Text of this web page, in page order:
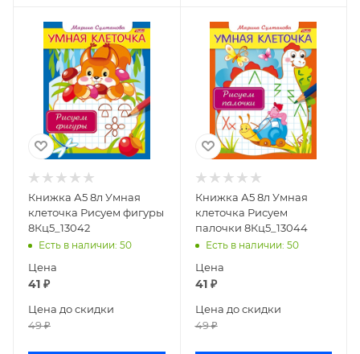
Книжка А5 8л Умная
клеточка Рисуем фигуры
8Кц5_13042
Есть в наличии: 50
Цена
41 ₽
Цена до скидки
49₽
Книжка А5 8л Умная
клеточка Рисуем
палочки 8Кц5_13044
Есть в наличии: 50
Цена
41₽
Цена до скидки
49₽